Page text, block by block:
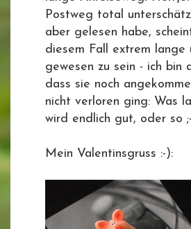
Postweg total
aber gelesen habe,
diesem Fall extrem lange
gewesen zu sein - ich bin
dass sie noch
nicht verloren ging: Was
wird endlich gut, oder so
Mein Valentinsgruss :-):